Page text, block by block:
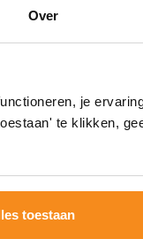
Over
je
te klikken,
toestaan
Samen